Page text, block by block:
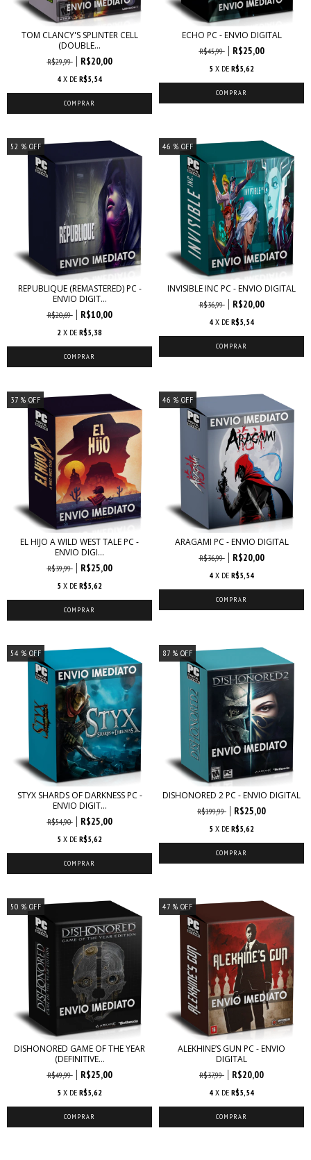
TOM CLANCY'S SPLINTER CELL
(DOUBLE...
R$29,99 R$20,00
4 X DE R$5,54
ECHO PC - ENVIO DIGITAL
R$45,99 R$25,00
5 X DE R$5,62
52 % OFF
REPUBLIQUE (REMASTERED) PC -
ENVIO DIGIT...
R$20,69 R$10,00
2 X DE R$5,38
46 % OFF
INVISIBLE INC PC - ENVIO DIGITAL
R$36,99 R$20,00
4 X DE R$5,54
37% OFF
EL HIJO A WILD WEST TALE PC -
ENVIO DIGI...
R$39,99 R$25,00
5 X DE R$5,62
46 % OFF
ARAGAMI PC - ENVIO DIGITAL
R$36,99 R$20,00
4 X DE R$5,54
54 % OFF
STYX SHARDS OF DARKNESS PC -
ENVIO DIGIT...
R$54,90 R$25,00
5 X DE R$5,62
87% OFF
DISHONORED 2 PC - ENVIO DIGITAL
R$199,99 R$25,00
5 X DE R$5,62
50 % OFF
DISHONORED GAME OF THE YEAR
(DEFINITIVE...
R$49,99 R$25,00
5 X DE R$5,62
47% OFF
ALEKHINE’S GUN PC - ENVIO
DIGITAL
R$37,99 R$20,00
4 X DE R$5,54